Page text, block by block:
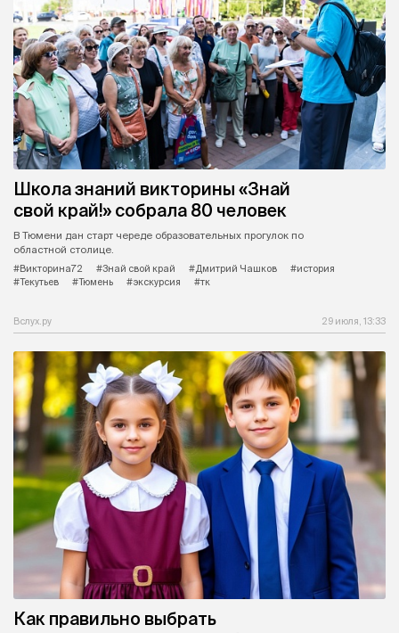
Школа знаний викторины «Знай
свой край!» собрала 80 человек
В Тюмени дан старт череде образовательных прогулок по
областной столице.
#Викторина72
#Знай свой край #Дмитрий Чашков
#история
#Текутьев
#Тюмень #экскурсия #тк
Вслух.ру 29 июля, 13:33
Как правильно выбрать